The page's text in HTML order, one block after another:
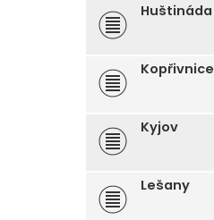
Huštináda
Kopřivnice
Kyjov
Lešany